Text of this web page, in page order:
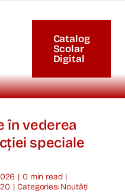
Catalog
Scolar
Digital
în vederea
speciale
| 0 min read |
| Categories: Noutăți